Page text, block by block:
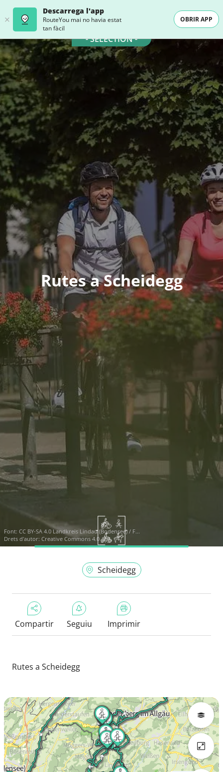
Descarrega l'app
RouteYou mai no havia estat
tan fàcil
OBRIR APP
- SELECTION -
Rutes a Scheidegg
Font: CC BY-SA 4.0 Landkreis Lindau (Bodensee) / F...
Drets d'autor: Creative Commons 4.0
Scheidegg
Compartir Seguiu Imprimir
Rutes a Scheidegg